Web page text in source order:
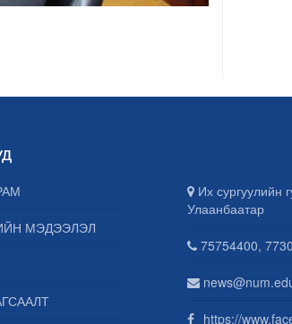
МЭДЭЭЛЭЛ
Их сургуулийн
Улаанбаатар
75754400,
https://